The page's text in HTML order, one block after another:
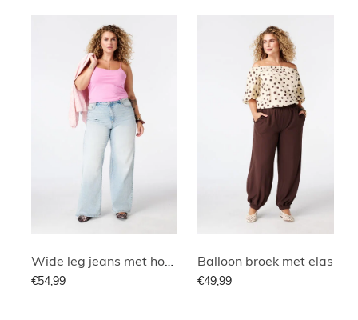
Wide leg jeans met hoge taille
€54,99 €49,99